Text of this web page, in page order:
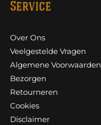
Service
Over Ons
Veelgestelde Vragen
Algemene Voorwaarden
Bezorgen
Retourneren
Cookies
Disclaimer